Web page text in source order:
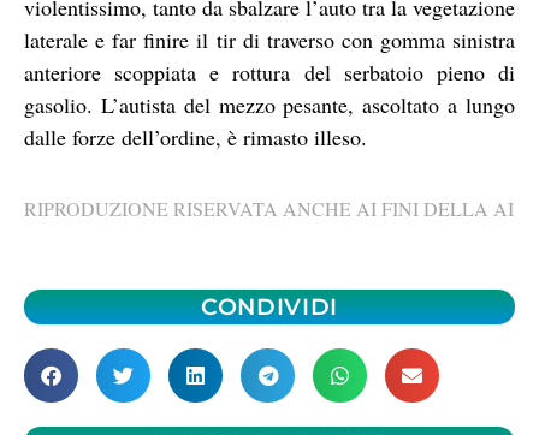
violentissimo, tanto da sbalzare l’auto tra la vegetazione
laterale e far finire il tir di traverso con gomma sinistra
anteriore scoppiata e rottura del serbatoio pieno di
gasolio. L’autista del mezzo pesante, ascoltato a lungo
dalle forze dell’ordine, è rimasto illeso.
RIPRODUZIONE RISERVATA ANCHE AI FINI DELLA AI
CONDIVIDI